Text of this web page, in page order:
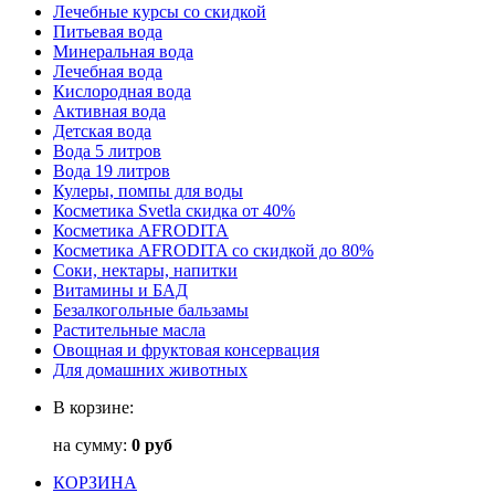
Лечебные курсы со скидкой
Питьевая вода
Минеральная вода
Лечебная вода
Кислородная вода
Активная вода
Детская вода
Вода 5 литров
Вода 19 литров
Кулеры, помпы для воды
Косметика Svetla скидка от 40%
Косметика AFRODITA
Косметика AFRODITA со скидкой до 80%
Соки, нектары, напитки
Витамины и БАД
Безалкогольные бальзамы
Растительные масла
Овощная и фруктовая консервация
Для домашних животных
В корзине:
на сумму: 0 руб
КОРЗИНА